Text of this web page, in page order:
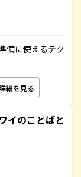
備に使えるテク
細を見る
イのことばと